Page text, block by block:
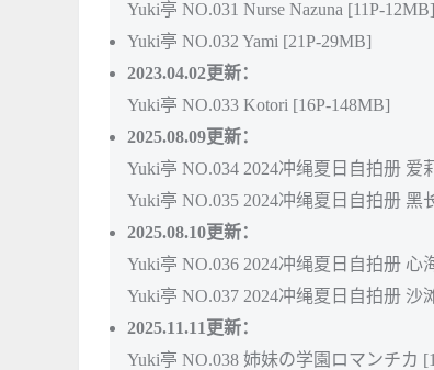
Yuki亭 NO.031 Nurse Nazuna [11P-12MB]
Yuki亭 NO.032 Yami [21P-29MB]
2023.04.02更新：
Yuki亭 NO.033 Kotori [16P-148MB]
2025.08.09更新：
Yuki亭 NO.034 2024冲绳夏日自拍册 爱
Yuki亭 NO.035 2024冲绳夏日自拍册 黑
2025.08.10更新：
Yuki亭 NO.036 2024冲绳夏日自拍册 心
Yuki亭 NO.037 2024冲绳夏日自拍册 沙
2025.11.11更新：
Yuki亭 NO.038 姉妹の学園ロマンチカ